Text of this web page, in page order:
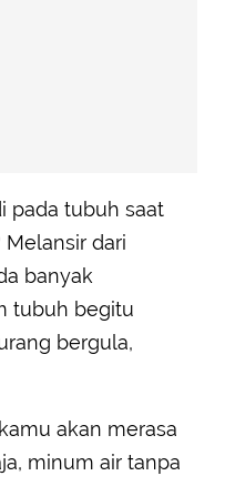
pada tubuh saat
dari
banyak
tubuh begitu
bergula,
akan merasa
minum air tanpa